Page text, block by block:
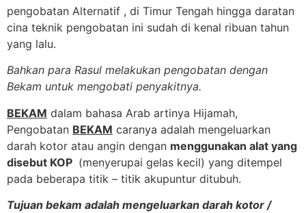
pengobatan Alternatif , di Timur Tengah hingga daratan
cina teknik pengobatan ini sudah di kenal ribuan tahun
yang lalu.
Bahkan para Rasul melakukan pengobatan dengan
Bekam untuk mengobati penyakitnya.
BEKAM dalam bahasa Arab artinya Hijamah,
Pengobatan BEKAM caranya adalah mengeluarkan
darah kotor atau angin dengan menggunakan alat yang
disebut KOP (menyerupai gelas kecil) yang ditempel
pada beberapa titik – titik akupuntur ditubuh.
Tujuan bekam adalah mengeluarkan darah kotor /